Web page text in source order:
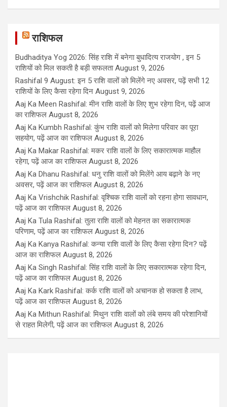
राशिफल
Budhaditya Yog 2026: सिंह राशि में बनेगा बुधादित्य राजयोग , इन 5
राशियों को मिल सकती है बड़ी सफलता August 9, 2026
Rashifal 9 August: इन 5 राशि वालों को मिलेंगे नए अवसर, पढ़ें सभी 12
राशियों के लिए कैसा रहेगा दिन August 9, 2026
Aaj Ka Meen Rashifal: मीन राशि वालों के लिए शुभ रहेगा दिन, पढ़ें आज
का राशिफल August 8, 2026
Aaj Ka Kumbh Rashifal: कुंभ राशि वालों को मिलेगा परिवार का पूरा
सहयोग, पढ़ें आज का राशिफल August 8, 2026
Aaj Ka Makar Rashifal: मकर राशि वालों के लिए सकारात्मक माहौल
रहेगा, पढ़ें आज का राशिफल August 8, 2026
Aaj Ka Dhanu Rashifal: धनु राशि वालों को मिलेंगे आय बढ़ाने के नए
अवसर, पढ़ें आज का राशिफल August 8, 2026
Aaj Ka Vrishchik Rashifal: वृश्चिक राशि वालों को रहना होगा सावधान,
पढ़ें आज का राशिफल August 8, 2026
Aaj Ka Tula Rashifal: तुला राशि वालों को मेहनत का सकारात्मक
परिणाम, पढ़ें आज का राशिफल August 8, 2026
Aaj Ka Kanya Rashifal: कन्या राशि वालों के लिए कैसा रहेगा दिन? पढ़ें
आज का राशिफल August 8, 2026
Aaj Ka Singh Rashifal: सिंह राशि वालों के लिए सकारात्मक रहेगा दिन,
पढ़ें आज का राशिफल August 8, 2026
Aaj Ka Kark Rashifal: कर्क राशि वालों को अचानक हो सकता है लाभ,
पढ़ें आज का राशिफल August 8, 2026
Aaj Ka Mithun Rashifal: मिथुन राशि वालों को लंबे समय की परेशानियों
से राहत मिलेगी, पढ़ें आज का राशिफल August 8, 2026